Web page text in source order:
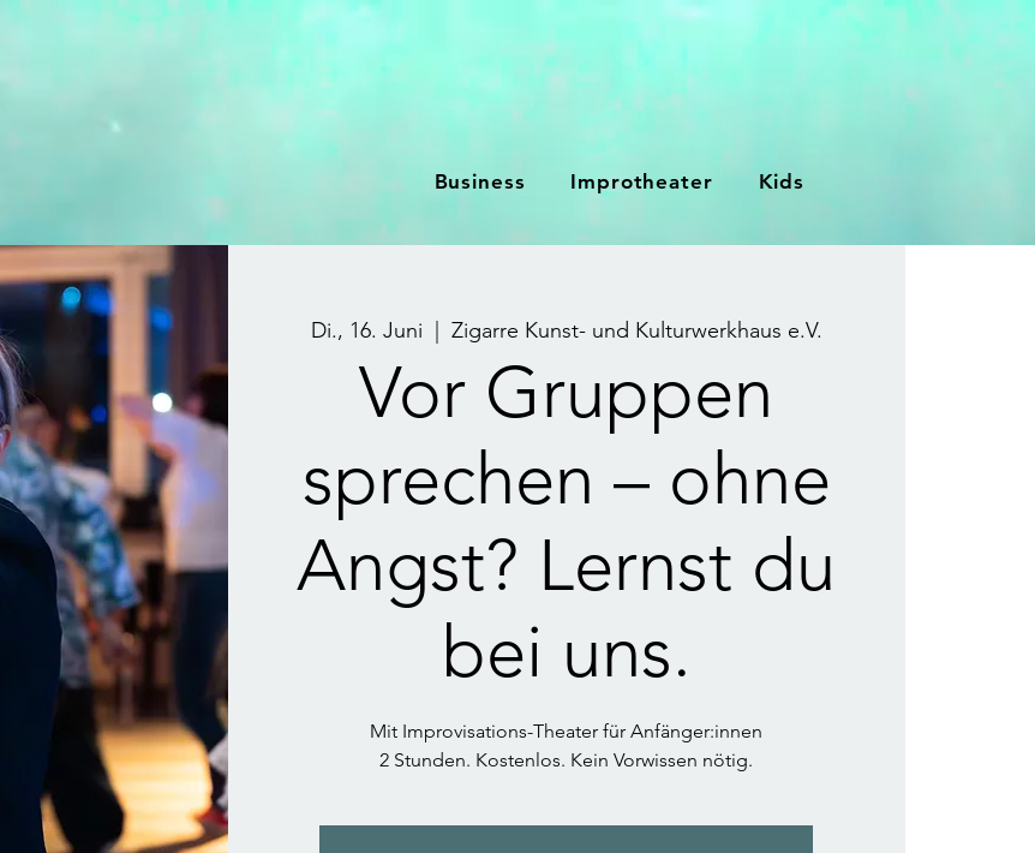
Business Improtheater Kids
Di., 16. Juni Zigarre Kunst- und Kulturwerkhaus e.V.
Vor Gruppen
sprechen – ohne
Angst? Lernst du
bei uns.
Mit Improvisations-Theater für Anfänger:innen
2 Stunden. Kostenlos. Kein Vorwissen nötig.